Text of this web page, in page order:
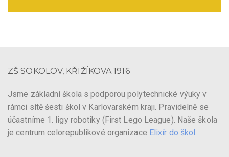
ZŠ SOKOLOV, KŘIŽÍKOVA 1916
Jsme základní škola s podporou polytechnické výuky v
rámci sítě šesti škol v Karlovarském kraji. Pravidelně se
účastníme 1. ligy robotiky (First Lego League). Naše škola
je centrum celorepublikové organizace Elixír do škol.